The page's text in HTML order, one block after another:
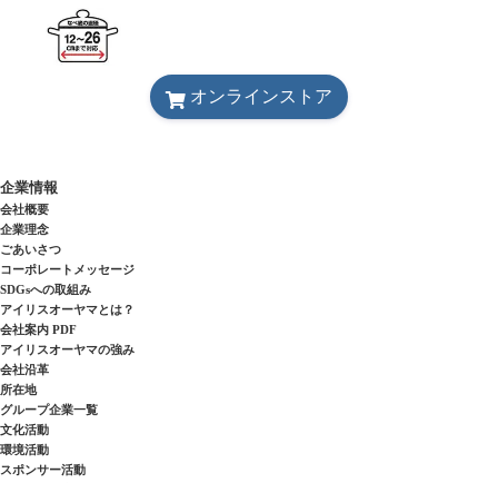
オンラインストア
企業情報
会社概要
企業理念
ごあいさつ
コーポレートメッセージ
SDGsへの取組み
アイリスオーヤマとは？
会社案内 PDF
アイリスオーヤマの強み
会社沿革
所在地
グループ企業一覧
文化活動
環境活動
スポンサー活動